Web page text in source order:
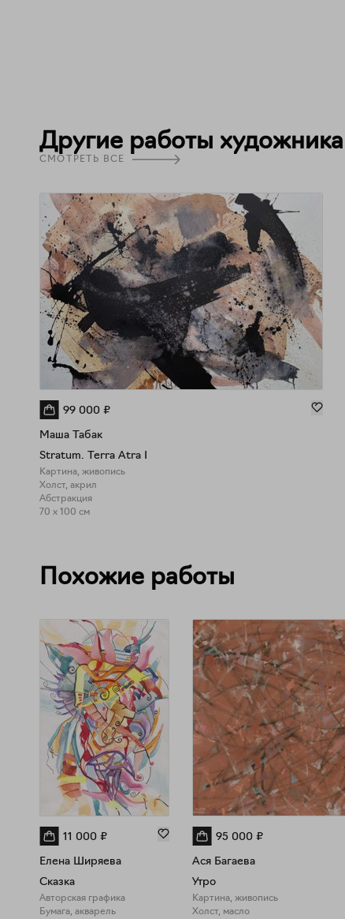
Другие работы художника
СМОТРЕТЬ ВСЕ
99 000 ₽
Маша Табак
Stratum. Terra Atra I
Картина, живопись
Холст, акрил
Абстракция
70 x 100 см
Похожие работы
11 000 ₽
Елена Ширяева
Сказка
Авторская графика
Бумага, акварель
95 000 ₽
Ася Багаева
Утро
Картина, живопись
Холст, масло